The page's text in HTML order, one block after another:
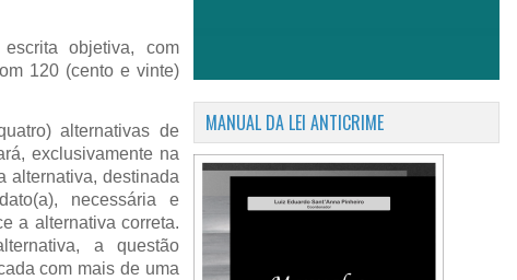
objetiva, com
120 (cento e vinte)
alternativas de
exclusivamente na
alternativa, destinada
necessária e
a alternativa correta.
a questão
com mais de uma
MANUAL DA LEI ANTICRIME